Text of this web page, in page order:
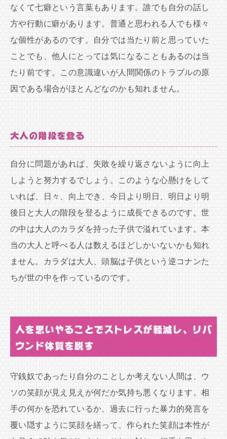
なくて七癖という言葉もあります。誰でも自分の話し
方や行動に癖があります。普通と思われる人でも様々
な個性があるのです。自分では当たり前と思っていた
ことでも、他人にとっては気になることもあるのは当
たり前です。この意識違いが人間関係のトラブルの原
因である場合がほとんどなのかも知れません。
大人の階段を登る
自分に問題があれば、失敗を繰り返さないように向上
しようと努力するでしょう。このような心懸けをして
いれば、日々、向上でき、今日より明日、明日より明
後日と大人の階段を登るように成長できるのです。世
の中は大人のカラダを持った子供で溢れています。本
当の大人と呼べる人は数えるほどしかいないかも知れ
ません。カラダは大人、頭脳は子供という逆コナンた
ちが世の中を作っているのです。
人を思いやることでストレスが軽減し、リバ
ウンド体質を脱す
守銭奴であったり自分のことしか考えない人間は、ウ
ソの笑顔が見え見えが何だか気持ち悪くなります。相
手の何かを恐れているか、過去に行った暴力的発言を
覆い隠すように笑顔を繕って、作られた笑顔は本性が